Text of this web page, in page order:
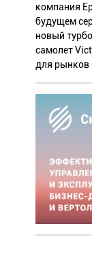
компания
будущем
новый
самолет
для